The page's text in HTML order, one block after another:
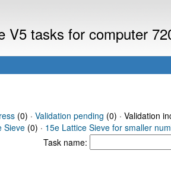
V5 tasks for computer
(0) · Validation pending (0) · Validation
Sieve (0) · 15e Lattice Sieve for smaller
Task name: